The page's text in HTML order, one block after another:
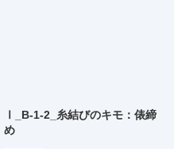
Ⅰ_B-1-2_糸結びのキモ：俵締
め